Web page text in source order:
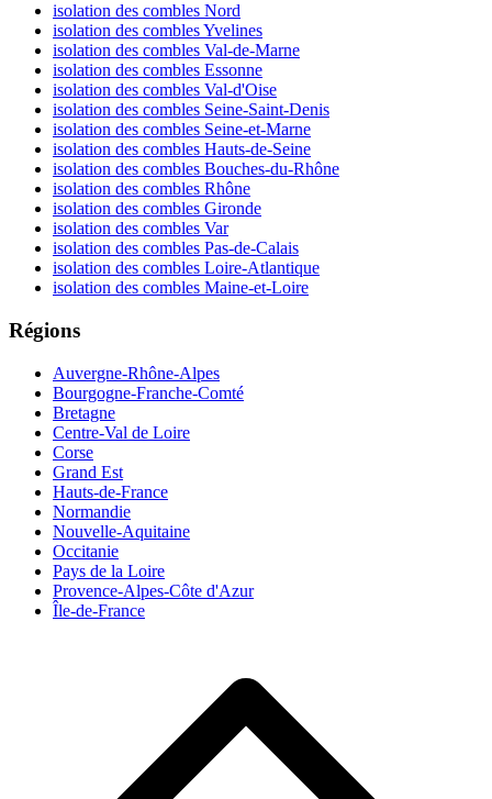
isolation des combles Nord
isolation des combles Yvelines
isolation des combles Val-de-Marne
isolation des combles Essonne
isolation des combles Val-d'Oise
isolation des combles Seine-Saint-Denis
isolation des combles Seine-et-Marne
isolation des combles Hauts-de-Seine
isolation des combles Bouches-du-Rhône
isolation des combles Rhône
isolation des combles Gironde
isolation des combles Var
isolation des combles Pas-de-Calais
isolation des combles Loire-Atlantique
isolation des combles Maine-et-Loire
Régions
Auvergne-Rhône-Alpes
Bourgogne-Franche-Comté
Bretagne
Centre-Val de Loire
Corse
Grand Est
Hauts-de-France
Normandie
Nouvelle-Aquitaine
Occitanie
Pays de la Loire
Provence-Alpes-Côte d'Azur
Île-de-France